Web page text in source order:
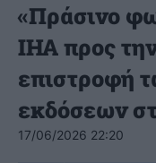
«Πράσινο
IHA προς
επιστροφή
εκδόσεων
17/06/2026 22:20